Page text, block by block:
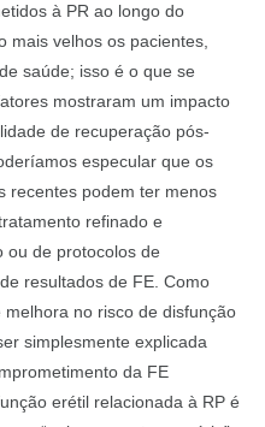
à PR ao longo do
mais velhos os pacientes,
saúde; isso é o que se
mostraram um impacto
de recuperação pós-
especular que os
recentes podem ter menos
refinado e
ou de protocolos de
resultados de FE. Como
no risco de disfunção
simplesmente explicada
da FE
erétil relacionada à RP é